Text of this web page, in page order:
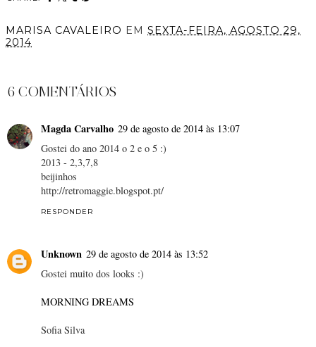
MARISA CAVALEIRO EM SEXTA-FEIRA, AGOSTO 29,
2014
6 COMENTÁRIOS
Magda Carvalho 29 de agosto de 2014 às 13:07
Gostei do ano 2014 o 2 e o 5 :)
2013 - 2,3,7,8
beijinhos
http://retromaggie.blogspot.pt/
RESPONDER
Unknown 29 de agosto de 2014 às 13:52
Gostei muito dos looks :)
MORNING DREAMS
Sofia Silva